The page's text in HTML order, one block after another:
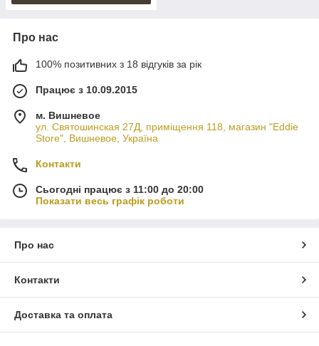
Про нас
100% позитивних з 18 відгуків за рік
Працює з 10.09.2015
м. Вишневое
ул. Святошинская 27Д, приміщення 118, магазин "Eddie
Store", Вишневое, Україна
Контакти
Сьогодні працює з 11:00 до 20:00
Показати весь графік роботи
Про нас
Контакти
Доставка та оплата